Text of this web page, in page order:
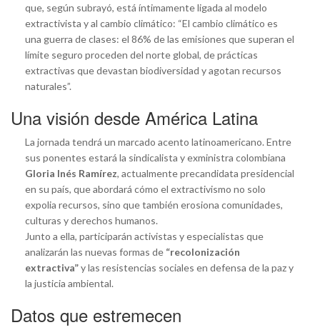
que, según subrayó, está íntimamente ligada al modelo
extractivista y al cambio climático: “El cambio climático es
una guerra de clases: el 86% de las emisiones que superan el
límite seguro proceden del norte global, de prácticas
extractivas que devastan biodiversidad y agotan recursos
naturales”.
Una visión desde América Latina
La jornada tendrá un marcado acento latinoamericano. Entre
sus ponentes estará la sindicalista y exministra colombiana
Gloria Inés Ramírez, actualmente precandidata presidencial
en su país, que abordará cómo el extractivismo no solo
expolia recursos, sino que también erosiona comunidades,
culturas y derechos humanos.
Junto a ella, participarán activistas y especialistas que
analizarán las nuevas formas de “recolonización
extractiva”y las resistencias sociales en defensa de la paz y
la justicia ambiental.
Datos que estremecen